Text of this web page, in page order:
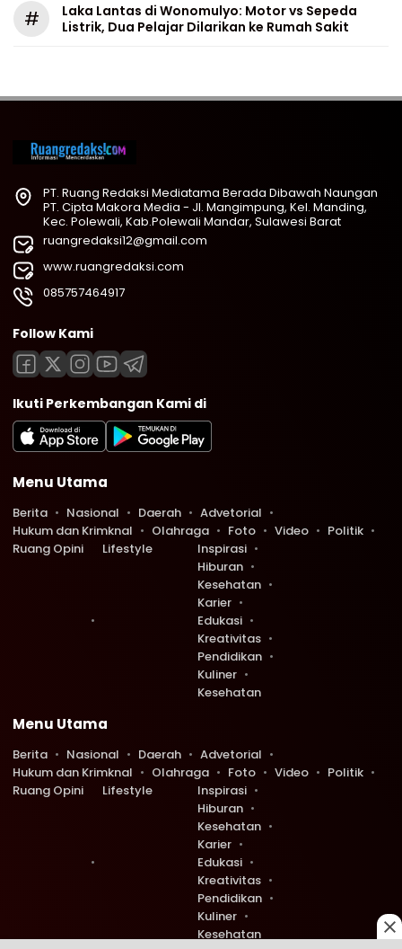
#
Laka Lantas di Wonomulyo: Motor vs Sepeda
Listrik, Dua Pelajar Dilarikan ke Rumah Sakit
PT. Ruang Redaksi Mediatama Berada Dibawah Naungan
PT. Cipta Makora Media - Jl. Mangimpung, Kel. Manding,
Kec. Polewali, Kab.Polewali Mandar, Sulawesi Barat
ruangredaksi12@gmail.com
www.ruangredaksi.com
085757464917
Follow Kami
Ikuti Perkembangan Kami di
Menu Utama
Berita Nasional Daerah
Advetorial
Hukum dan Krimknal
Olahraga Foto Video
Politik
Ruang Opini
Lifestyle
Inspirasi
Hiburan
Kesehatan
Karier
Edukasi
Kreativitas
Pendidikan
Kuliner
Kesehatan
Menu Utama
Berita Nasional Daerah
Advetorial
Hukum dan Krimknal
Olahraga Foto Video
Politik
Ruang Opini
Lifestyle
Inspirasi
Hiburan
Kesehatan
Karier
Edukasi
Kreativitas
Pendidikan
Kuliner
Kesehatan